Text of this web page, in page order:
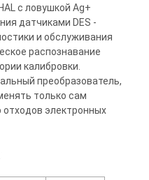
с ловушкой Ag+
датчиками DES -
и обслуживания
распознавание
калибровки.
преобразователь,
только сам
электронных